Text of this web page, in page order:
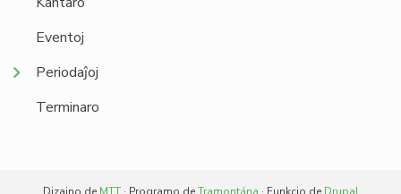
Eventoj
Periodaĵoj
Terminaro